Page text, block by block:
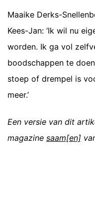
Maaike Derks-
Kees-Jan: ‘Ik wil nu
worden. Ik ga vol
boodschappen te
stoep of drempel is
meer.’
Een versie van dit
magazine saam[en]